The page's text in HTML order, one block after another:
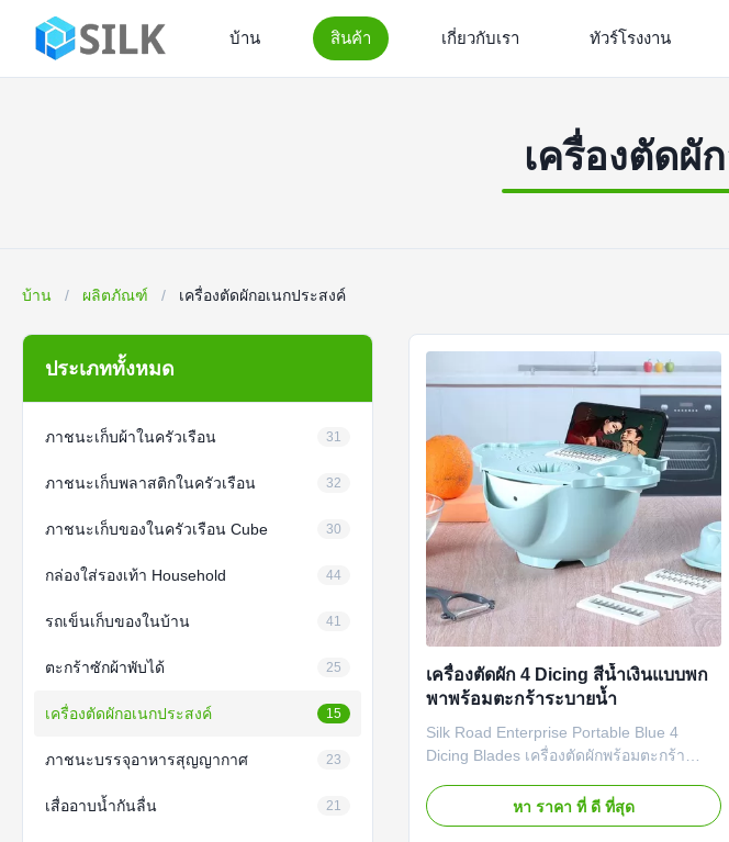
บ้าน สินค้า เกี่ยวกับเรา ทัวร์โรงงาน
เครื่องตัดผั
บ้าน / ผลิตภัณฑ์ / เครื่องตัดผักอเนกประสงค์
ประเภททั้งหมด
ภาชนะเก็บผ้าในครัวเรือน 31
ภาชนะเก็บพลาสติกในครัวเรือน 32
ภาชนะเก็บของในครัวเรือน Cube 30
กล่องใส่รองเท้า Household 44
รถเข็นเก็บของในบ้าน 41
ตะกร้าซักผ้าพับได้ 25
เครื่องตัดผักอเนกประสงค์ 15
ภาชนะบรรจุอาหารสุญญากาศ 23
เสื่ออาบน้ำกันลื่น 21
เครื่องตัดผัก 4 Dicing สีน้ำเงินแบบพก
พาพร้อมตะกร้าระบายน้ำ
Silk Road Enterprise Portable Blue 4
Dicing Blades เครื่องตัดผักพร้อมตะกร้า
เครื่องหั่นผักใหม่มาพร้อมคุณสมบัติการ
ระบายน้ำที่ไม่เหมือนใคร ซึ่งช่วยให้คุณ
หา ราคา ที่ ดี ที่สุด